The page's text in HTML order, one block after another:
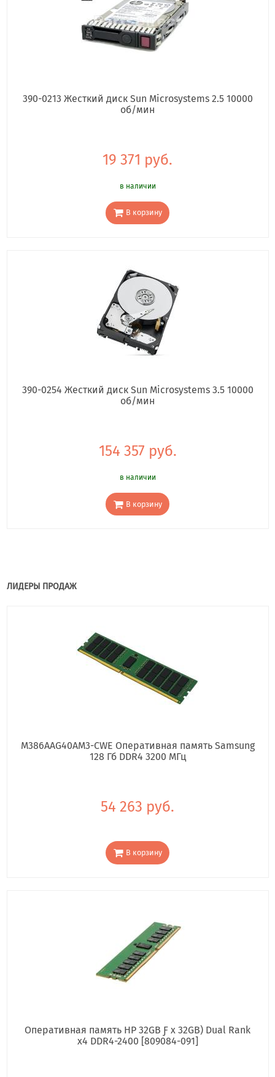
390-0213 Жесткий диск Sun Microsystems 2.5 10000
об/мин
19 371 руб.
в наличии
В корзину
390-0254 Жесткий диск Sun Microsystems 3.5 10000
об/мин
154 357 руб.
в наличии
В корзину
ЛИДЕРЫ ПРОДАЖ
M386AAG40AM3-CWE Оперативная память Samsung
128 Гб DDR4 3200 МГц
54 263 руб.
В корзину
Оперативная память HP 32GB Ƒ x 32GB) Dual Rank
x4 DDR4-2400 [809084-091]